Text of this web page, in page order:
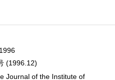
(1996.12)
Journal of the Institute of